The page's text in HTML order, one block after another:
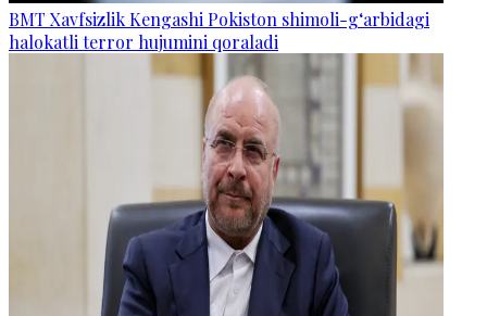
BMT Xavfsizlik Kengashi Pokiston shimoli-g‘arbidagi
halokatli terror hujumini qoraladi